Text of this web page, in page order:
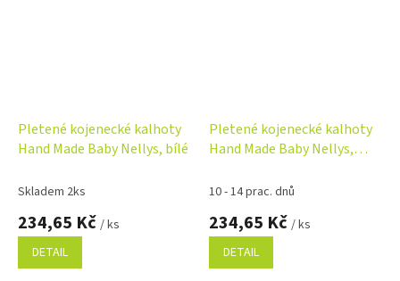
Pletené kojenecké kalhoty
Hand Made Baby Nellys, bílé
Skladem 2ks
234,65 Kč / ks
DETAIL
Pletené kojenecké kalhoty
Hand Made Baby Nellys,
10 - 14 prac. dnů
234,65 Kč / ks
DETAIL